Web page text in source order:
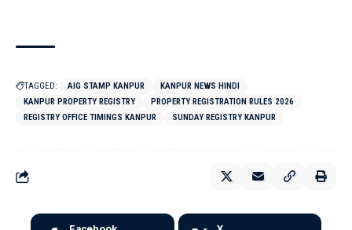
TAGGED: AIG STAMP KANPUR
KANPUR NEWS HINDI
KANPUR PROPERTY REGISTRY
PROPERTY REGISTRATION RULES 2026
REGISTRY OFFICE TIMINGS KANPUR
SUNDAY REGISTRY KANPUR